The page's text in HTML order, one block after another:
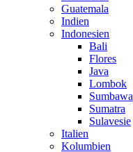
Guatemala
Indien
Indonesien
Bali
Flores
Java
Lombok
Sumbawa
Sumatra
Sulavesie
Italien
Kolumbien